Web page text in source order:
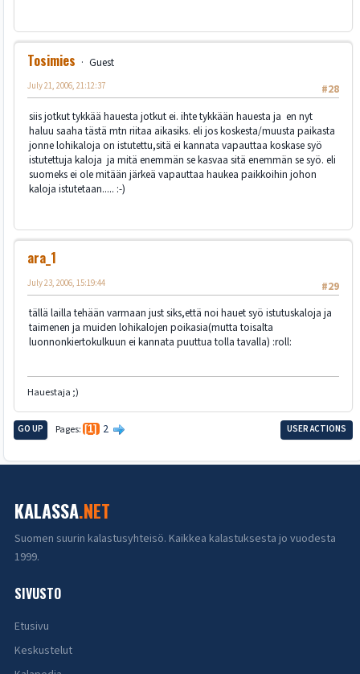
Tosimies
Guest
#28
July 21, 2006, 21:12:37
siis jotkut tykkää hauesta jotkut ei. ihte tykkään hauesta ja en nyt
haluu saaha tästä mtn riitaa aikasiks. eli jos koskesta/muusta paikasta
jonne lohikaloja on istutettu,sitä ei kannata vapauttaa koskase syö
istutettuja kaloja ja mitä enemmän se kasvaa sitä enemmän se syö. eli
suomeks ei ole mitään järkeä vapauttaa haukea paikkoihin johon
kaloja istutetaan..... :-)
ara_1
#29
July 23, 2006, 15:19:44
tällä lailla tehään varmaan just siks,että noi hauet syö istutuskaloja ja
taimenen ja muiden lohikalojen poikasia(mutta toisalta
luonnonkiertokulkuun ei kannata puuttua tolla tavalla) :roll:
Hauestaja ;)
GO UP Pages 1 2 USER ACTIONS
KALASSA.NET
Suomen suurin kalastusyhteisö. Kaikkea kalastuksesta jo vuodesta
1999.
SIVUSTO
Etusivu
Keskustelut